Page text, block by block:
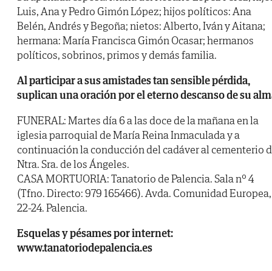
Luis, Ana y Pedro Gimón López; hijos políticos: Ana
Belén, Andrés y Begoña; nietos: Alberto, Iván y Aitana;
hermana: María Francisca Gimón Ocasar; hermanos
políticos, sobrinos, primos y demás familia.
Al participar a sus amistades tan sensible pérdida,
suplican una oración por el eterno descanso de su
FUNERAL: Martes día 6 a las doce de la mañana en la
iglesia parroquial de María Reina Inmaculada y a
continuación la conducción del cadáver al cementerio
Ntra. Sra. de los Ángeles.
CASA MORTUORIA: Tanatorio de Palencia. Sala nº 4
(Tfno. Directo: 979 165466). Avda. Comunidad Europea,
22-24. Palencia.
Esquelas y pésames por internet:
www.tanatoriodepalencia.es